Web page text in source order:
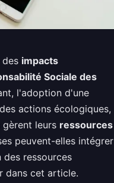
des impacts
Sociale des
l'adoption d'une
actions écologiques,
gèrent leurs ressources
peuvent-elles intégrer
ressources
dans cet article.